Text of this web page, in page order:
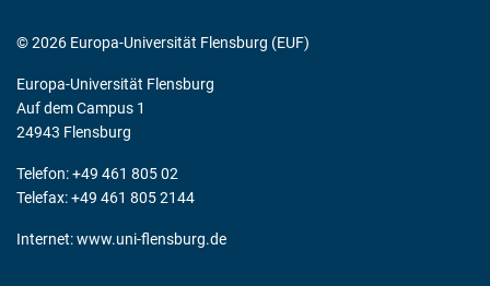
© 2026 Europa-Universität Flensburg (EUF)
Europa-Universität Flensburg
Auf dem Campus 1
24943 Flensburg
Telefon: +49 461 805 02
Telefax: +49 461 805 2144
Internet:www.uni-flensburg.de